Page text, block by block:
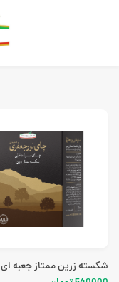
شکسته زرین ممتاز جعبه ای